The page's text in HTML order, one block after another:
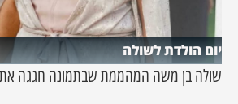
יום הולדת לשולה
שולה בן משה המהממת שבתמונה חגגה את